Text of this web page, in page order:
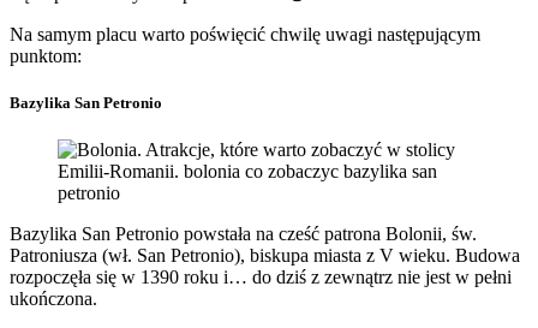
Na samym placu warto poświęcić chwilę uwagi następującym
punktom:
Bazylika San Petronio
Bazylika San Petronio powstała na cześć patrona Bolonii, św.
Patroniusza (wł. San Petronio), biskupa miasta z V wieku. Budowa
rozpoczęła się w 1390 roku i… do dziś z zewnątrz nie jest w pełni
ukończona.